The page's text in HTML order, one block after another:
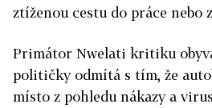
ztíženou cestu do práce nebo
Primátor Nwelati kritiku
političky odmítá s tím, že
místo z pohledu nákazy a